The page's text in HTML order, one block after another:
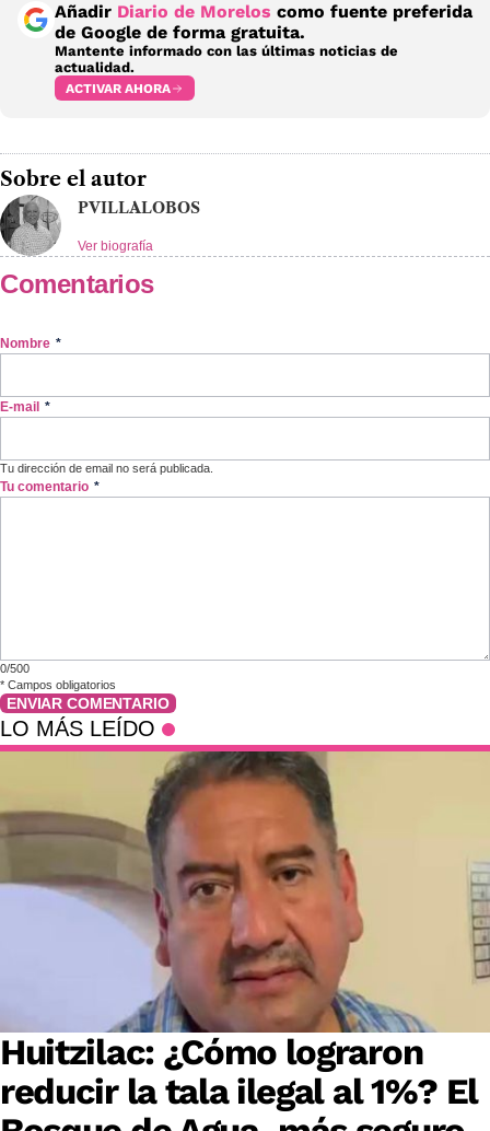
Añadir Diario de Morelos como fuente preferida
de Google de forma gratuita.
Mantente informado con las últimas noticias de
actualidad.
ACTIVAR AHORA
Sobre el autor
PVILLALOBOS
Ver biografía
Comentarios
Nombre *
E-mail *
Tu dirección de email no será publicada.
Tu comentario *
0/500
* Campos obligatorios
ENVIAR COMENTARIO
LO MÁS LEÍDO
Huitzilac: ¿Cómo lograron
reducir la tala ilegal al 1%? El